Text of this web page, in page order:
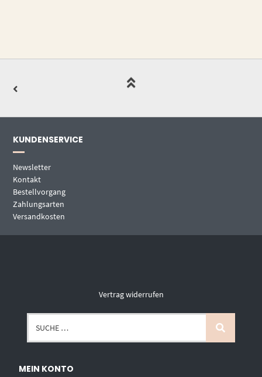
KUNDENSERVICE
Newsletter
Kontakt
Bestellvorgang
Zahlungsarten
Versandkosten
Vertrag widerrufen
MEIN KONTO